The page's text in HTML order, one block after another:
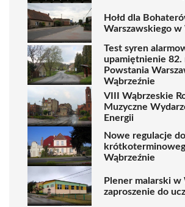
Hołd dla
Warszawskiego w
Test syren
upamiętnienie 82.
Powstania
Wąbrzeźnie
VIII Wąbrzeskie
Muzyczne
Energii
Nowe regulacje
Wąbrzeźnie
Plener malarski w
zaproszenie do